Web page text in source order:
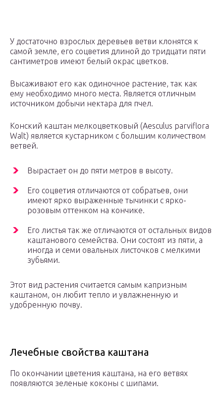
У достаточно взрослых деревьев ветви клонятся к
самой земле, его соцветия длиной до тридцати пяти
сантиметров имеют белый окрас цветков.
Высаживают его как одиночное растение, так как
ему необходимо много места. Является отличным
источником добычи нектара для пчел.
Конский каштан мелкоцветковый (Aesculus parviflora
Walt) является кустарником с большим количеством
ветвей.
Вырастает он до пяти метров в высоту.
Его соцветия отличаются от собратьев, они
имеют ярко выраженные тычинки с ярко-
розовым оттенком на кончике.
Его листья так же отличаются от остальных видов
каштанового семейства. Они состоят из пяти, а
иногда и семи овальных листочков с мелкими
зубьями.
Этот вид растения считается самым капризным
каштаном, он любит тепло и увлажненную и
удобренную почву.
Лечебные свойства каштана
По окончании цветения каштана, на его ветвях
появляются зеленые коконы с шипами.